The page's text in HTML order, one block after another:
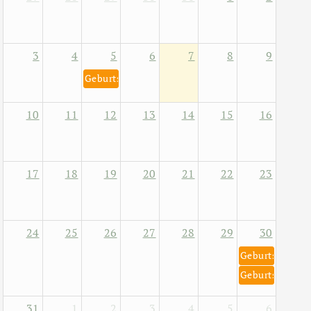
3 4 5
Geburtstag von Helene Fischer 5. August 1984
6 7 8 9
10 11 12 13 14 15 16
17 18 19 20 21 22 23
24 25 26 27 28 29 30
Geburtstag
Geburtstag